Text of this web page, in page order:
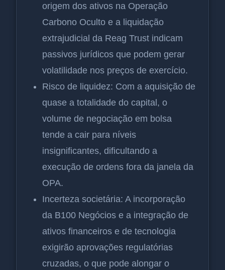
origem dos ativos na Operação
Carbono Oculto e a liquidação
extrajudicial da Reag Trust indicam
passivos jurídicos que podem gerar
volatilidade nos preços de exercício.
Risco de liquidez: Com a aquisição de
quase a totalidade do capital, o
volume de negociação em bolsa
tende a cair para níveis
insignificantes, dificultando a
execução de ordens fora da janela da
OPA.
Incerteza societária: A incorporação
da B100 Negócios e a integração de
ativos financeiros e de tecnologia
exigirão aprovações regulatórias
cruzadas, o que pode alongar o